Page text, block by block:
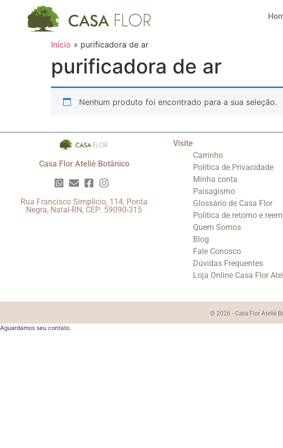
Início » purificadora de ar
purificadora de ar
Nenhum produto foi encontrado para a sua seleção.
Casa Flor Ateliê Botânico
Rua Francisco Simplício, 114, Ponta
Negra, Natal-RN, CEP: 59090-315
Visite
Carrinho
Política de Privacidade
Minha conta
Paisagismo
Glossário de Casa Flor
Politica de retorno e
Quem Somos
Blog
Fale Conosco
Dúvidas Frequentes
Loja Online Casa Flor
© 2026 - Casa Flor Ateliê
Aguardamos seu contato.